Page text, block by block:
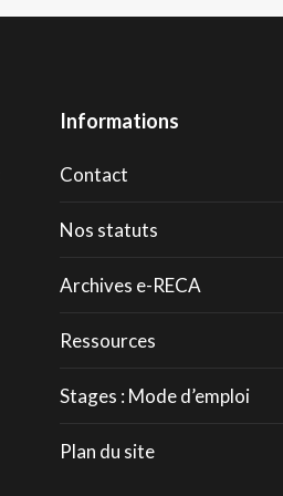
Informations
Contact
Nos statuts
Archives e-RECA
Ressources
Stages : Mode d’emploi
Plan du site